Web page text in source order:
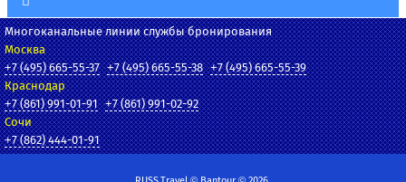
Многоканальные линии службы бронирования
Москва
+7 (495) 665-55-37 +7 (495) 665-55-38 +7 (495) 665-55-39
Краснодар
+7 (861) 991-01-91 +7 (861) 991-02-92
Сочи
+7 (862) 444-01-91